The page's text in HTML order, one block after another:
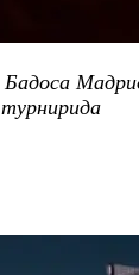
Бадоса
турнирида